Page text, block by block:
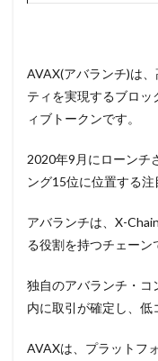
AVAX(アバランチ)は
ティを実現するブロ
ィブトークンです。
2020年9月にローンチ
ング15位に位置する注
アバランチは、X-
る役割を持つチェーン
独自のアバランチ・コ
内に取引が確定し、低
AVAXは、プラットフ